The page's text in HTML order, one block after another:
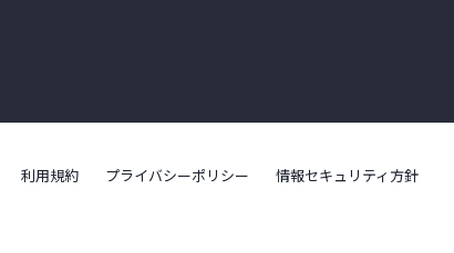
利用規約 プライバシーポリシー 情報セキュリティ方針